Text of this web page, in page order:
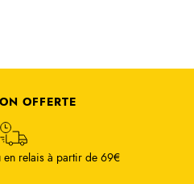
OFFERTE
relais à partir de 69€